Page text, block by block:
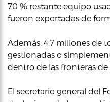
70 % restante equipo
fueron exportadas de
Además, 4.7 millones de
gestionadas o
dentro de las fronteras de
El secretario general del